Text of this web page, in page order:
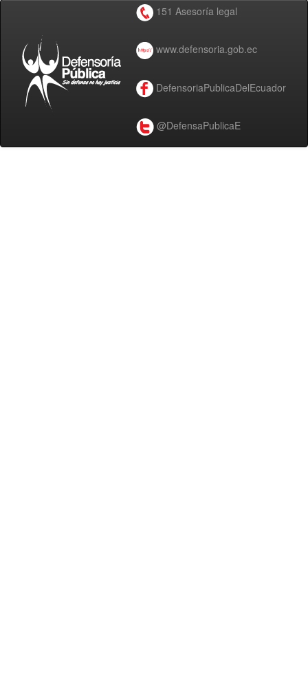
151 Asesoría legal
www.defensoria.gob.ec
DefensoriaPublicaDelEcuador
@DefensaPublicaE